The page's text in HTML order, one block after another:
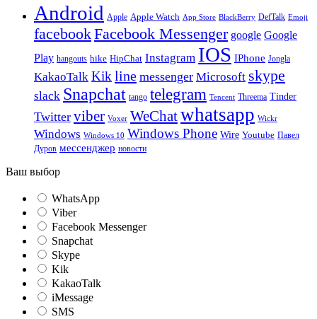
Android Apple Apple Watch App Store BlackBerry DefTalk Emoji
facebookFacebook Messenger google Google
Play hangouts hike HipChat Instagram IOS IPhone Jongla
KakaoTalk Kik line messenger Microsoft skype
slack Snapchat tango telegram Tencent Threema Tinder
Twitter viber Voxer WeChatwhatsapp Wickr
Windows Windows 10 Windows Phone Wire Youtube Павел
Дуров мессенджер новости
Ваш выбор
WhatsApp
Viber
Facebook Messenger
Snapchat
Skype
Kik
KakaoTalk
iMessage
SMS